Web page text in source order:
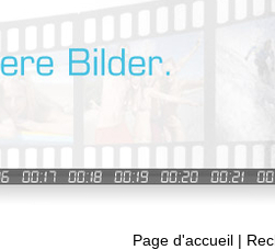
Page d'accueil |